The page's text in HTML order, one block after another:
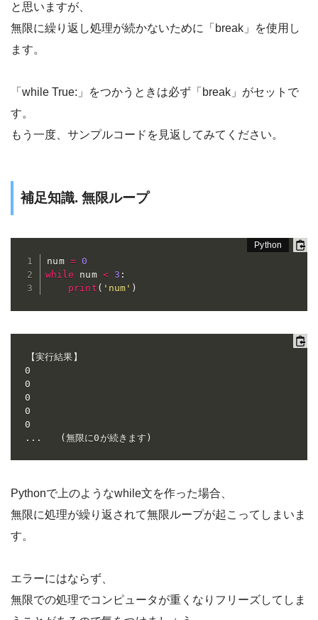
と思いますが、
無限に繰り返し処理が続かないために「break」を使用し
ます。
「while True:」をつかうときは必ず「break」がセットで
す。
もう一度、サンプルコードを見返してみてください。
補足知識. 無限ループ
num = 0
while num < 3 :
print ( 'num' )
【実行結果】
0
0
0
0
0
...　　(無限に0が続きます)
Pythonで上のようなwhile文を作った場合、
無限に処理が繰り返されて無限ループが起こってしまいま
す。
エラーにはならず、
無限での処理でコンピュータが重くなりフリーズしてしま